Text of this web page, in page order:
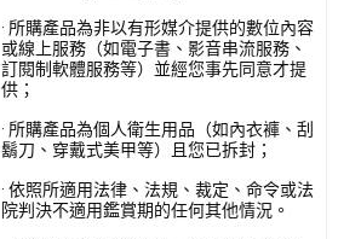
· 所購產品為非以有形媒介提供的數位內容
或線上服務（如電子書、影音串流服務、
訂閱制軟體服務等）並經您事先同意才提
供；
· 所購產品為個人衛生用品（如內衣褲、刮
鬍刀、穿戴式美甲等）且您已拆封；
· 依照所適用法律、法規、裁定、命令或法
院判決不適用鑑賞期的任何其他情況。